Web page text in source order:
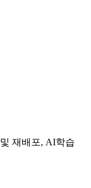
재배포, AI학습